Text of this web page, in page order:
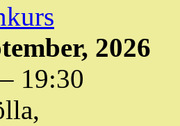
2026
– 19:30